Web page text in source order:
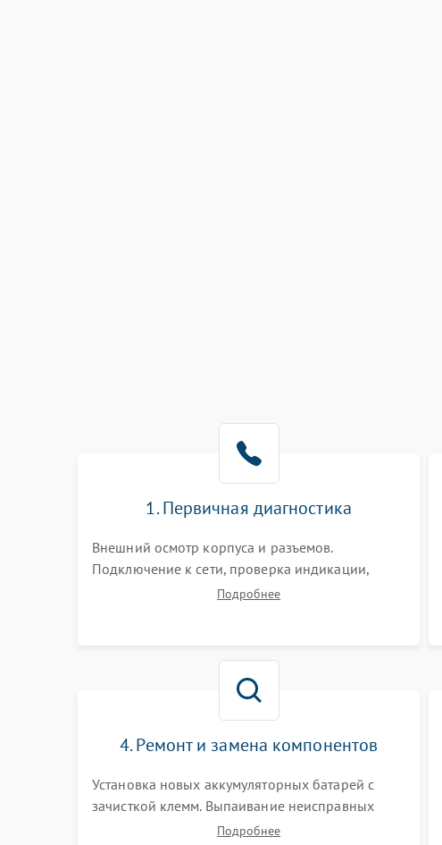
1. Первичная диагностика
Внешний осмотр корпуса и разъемов.
Подключение к сети, проверка индикации,
звуковых сигналов и кодов ошибок. Измерение
Подробнее
4. Ремонт и замена компонентов
Установка новых аккумуляторных батарей с
зачисткой клемм. Выпаивание неисправных
элементов инвертора или цепи зарядки и
Подробнее